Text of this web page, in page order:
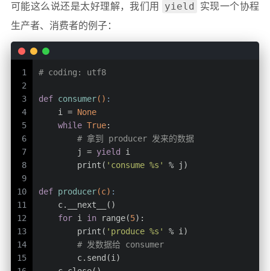
可能这么说还是太好理解，我们用 yield
实现一个协程
生产者、消费者的例子：
1
2
3
4
5
6
7
8
9
10
11
12
13
14
15
# coding: utf8
def consumer() :
    i =
None
while True:
# 拿到 producer 发来的数据
        j =
yield
i
        print(
'consume %s' % j)
def producer(c) :
    c.__next__()
for i in range(5):
        print(
'produce %s'
% i)
# 发数据给 consumer
        c.send(i)